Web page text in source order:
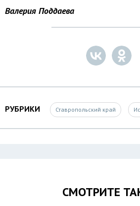
Валерия Поддаева
РУБРИКИ Ставропольский край
СМОТРИТЕ